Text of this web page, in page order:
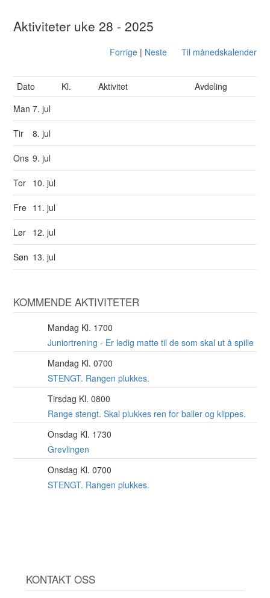
Aktiviteter uke 28 - 2025
Forrige| Neste Til månedskalender
Dato Kl. Aktivitet
Avdeling
Man7. jul
Tir 8. jul
Ons 9. jul
Tor 10. jul
Fre 11. jul
Lør 12. jul
Søn 13. jul
KOMMENDE AKTIVITETER
Mandag Kl. 1700
Juniortrening - Er ledig matte til de som skal ut å spille
Mandag Kl. 0700
STENGT. Rangen plukkes.
Tirsdag Kl. 0800
Range stengt. Skal plukkes ren for baller og klippes.
Onsdag Kl. 1730
Grevlingen
Onsdag Kl. 0700
STENGT. Rangen plukkes.
KONTAKT OSS